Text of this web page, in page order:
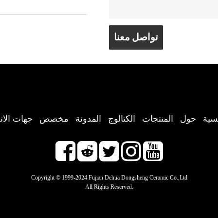
تواصل معنا
حول المنتجات الكتالوج المدونة مخصص جهات
Copyright © 1999-2024 Fujian Dehua Dongsheng Ceramic Co.,Ltd
All Rights Reserved.